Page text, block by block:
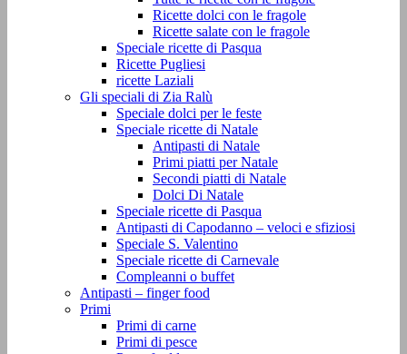
Ricette dolci con le fragole
Ricette salate con le fragole
Speciale ricette di Pasqua
Ricette Pugliesi
ricette Laziali
Gli speciali di Zia Ralù
Speciale dolci per le feste
Speciale ricette di Natale
Antipasti di Natale
Primi piatti per Natale
Secondi piatti di Natale
Dolci Di Natale
Speciale ricette di Pasqua
Antipasti di Capodanno – veloci e sfiziosi
Speciale S. Valentino
Speciale ricette di Carnevale
Compleanni o buffet
Antipasti – finger food
Primi
Primi di carne
Primi di pesce